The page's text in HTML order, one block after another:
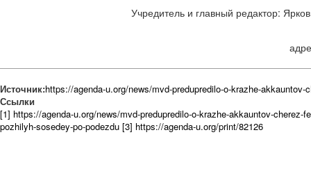
Учредитель и главный редактор:
Источник:https://agenda-u.org/news/mvd-predupredilo-o-krazhe-
Ссылки
[1] https://agenda-u.org/news/mvd-predupredilo-o-krazhe-akkauntov-cherez-
pozhilyh-sosedey-po-podezdu [3] https://agenda-u.org/print/82126